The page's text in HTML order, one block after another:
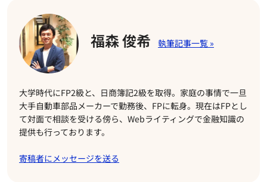
福森 俊希
大学時代にFP2級と、日商簿記2級を取得。家庭の事情で一旦
大手自動車部品メーカーで勤務後、FPに転身。現在はFPとし
て対面で相談を受ける傍ら、Webライティングで金融知識の
提供も行っております。
寄稿者にメッセージを送る